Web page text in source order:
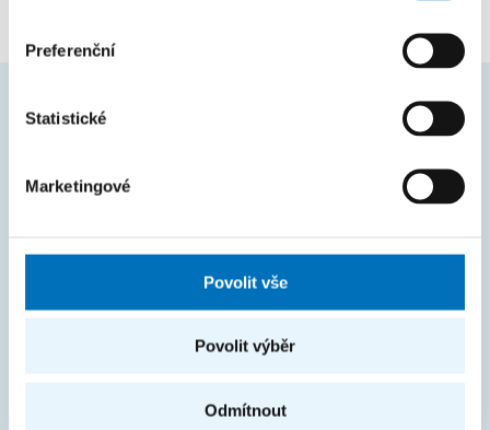
Preferenční
Statistické
Marketingové
Povolit vše
Povolit výběr
Odmítnout
Harmonogram akademického roku
Průvodce studiem